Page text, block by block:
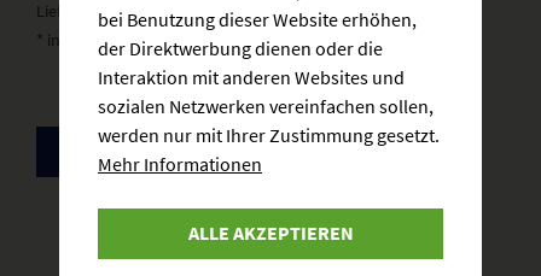
Lieferzeit: 3-5 Werktage
* inkl. gesetzlicher MwSt.
zzgl. Versandkosten
ZURÜCK
bei Benutzung dieser Website erhöhen,
der Direktwerbung dienen oder die
Interaktion mit anderen Websites und
sozialen Netzwerken vereinfachen sollen,
werden nur mit Ihrer Zustimmung gesetzt.
Mehr Informationen
ALLE AKZEPTIEREN